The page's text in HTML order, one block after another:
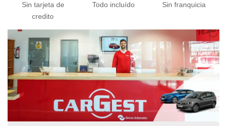
Sin tarjeta de
credito
Todo incluído Sin franquicia